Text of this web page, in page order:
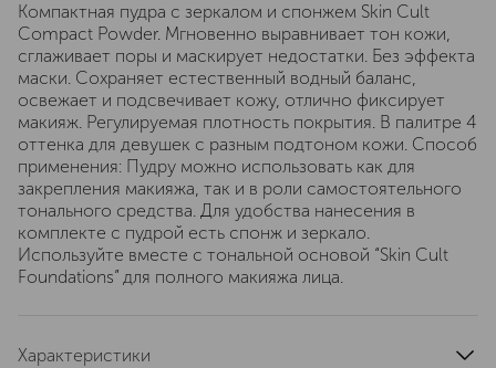
Компактная пудра с зеркалом и спонжем Skin Cult
Compact Powder. Мгновенно выравнивает тон кожи,
сглаживает поры и маскирует недостатки. Без эффекта
маски. Сохраняет естественный водный баланс,
освежает и подсвечивает кожу, отлично фиксирует
макияж. Регулируемая плотность покрытия. В палитре 4
оттенка для девушек с разным подтоном кожи. Способ
применения: Пудру можно использовать как для
закрепления макияжа, так и в роли самостоятельного
тонального средства. Для удобства нанесения в
комплекте с пудрой есть спонж и зеркало.
Используйте вместе с тональной основой “Skin Cult
Foundations” для полного макияжа лица.
Характеристики